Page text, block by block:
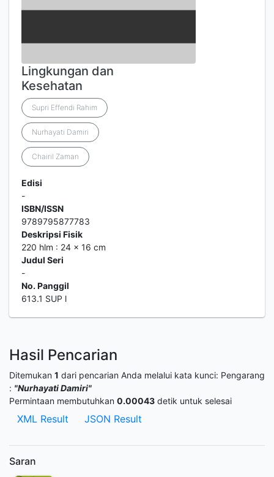
Lingkungan dan
Kesehatan
Supri Effendi Rahim
Nurhayati Damiri
Chairil Zaman
Edisi
-
ISBN/ISSN
9789795877783
Deskripsi Fisik
220 hlm : 24 x 16 cm
Judul Seri
-
No. Panggil
613.1 SUP l
Hasil Pencarian
Ditemukan 1 dari pencarian Anda melalui kata kunci: Pengarang
: "Nurhayati Damiri"
Permintaan membutuhkan 0.00043 detik untuk selesai
XML Result JSON Result
Saran